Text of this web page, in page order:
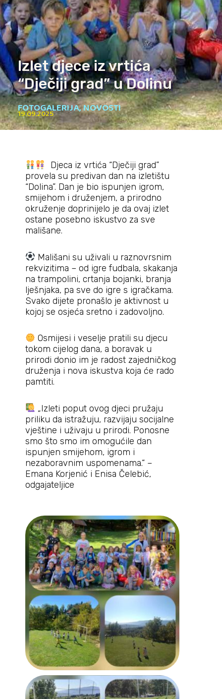
Izlet djece iz vrtića
“Dječiji grad” u Dolinu
FOTOGALERIJA,NOVOSTI
19.09.2025
Djeca iz vrtića “Dječiji grad”
provela su predivan dan na izletištu
“Dolina”. Dan je bio ispunjen igrom,
smijehom i druženjem, a prirodno
okruženje doprinijelo je da ovaj izlet
ostane posebno iskustvo za sve
mališane.
Mališani su uživali u raznovrsnim
rekvizitima – od igre fudbala, skakanja
na trampolini, crtanja bojanki, branja
lješnjaka, pa sve do igre s igračkama.
Svako dijete pronašlo je aktivnost u
kojoj se osjeća sretno i zadovoljno.
Osmijesi i veselje pratili su djecu
tokom cijelog dana, a boravak u
prirodi donio im je radost zajedničkog
druženja i nova iskustva koja će rado
pamtiti.
„Izleti poput ovog djeci pružaju
priliku da istražuju, razvijaju socijalne
vještine i uživaju u prirodi. Ponosne
smo što smo im omogućile dan
ispunjen smijehom, igrom i
nezaboravnim uspomenama.“ –
Emana Korjenić i Enisa Čelebić,
odgajateljice